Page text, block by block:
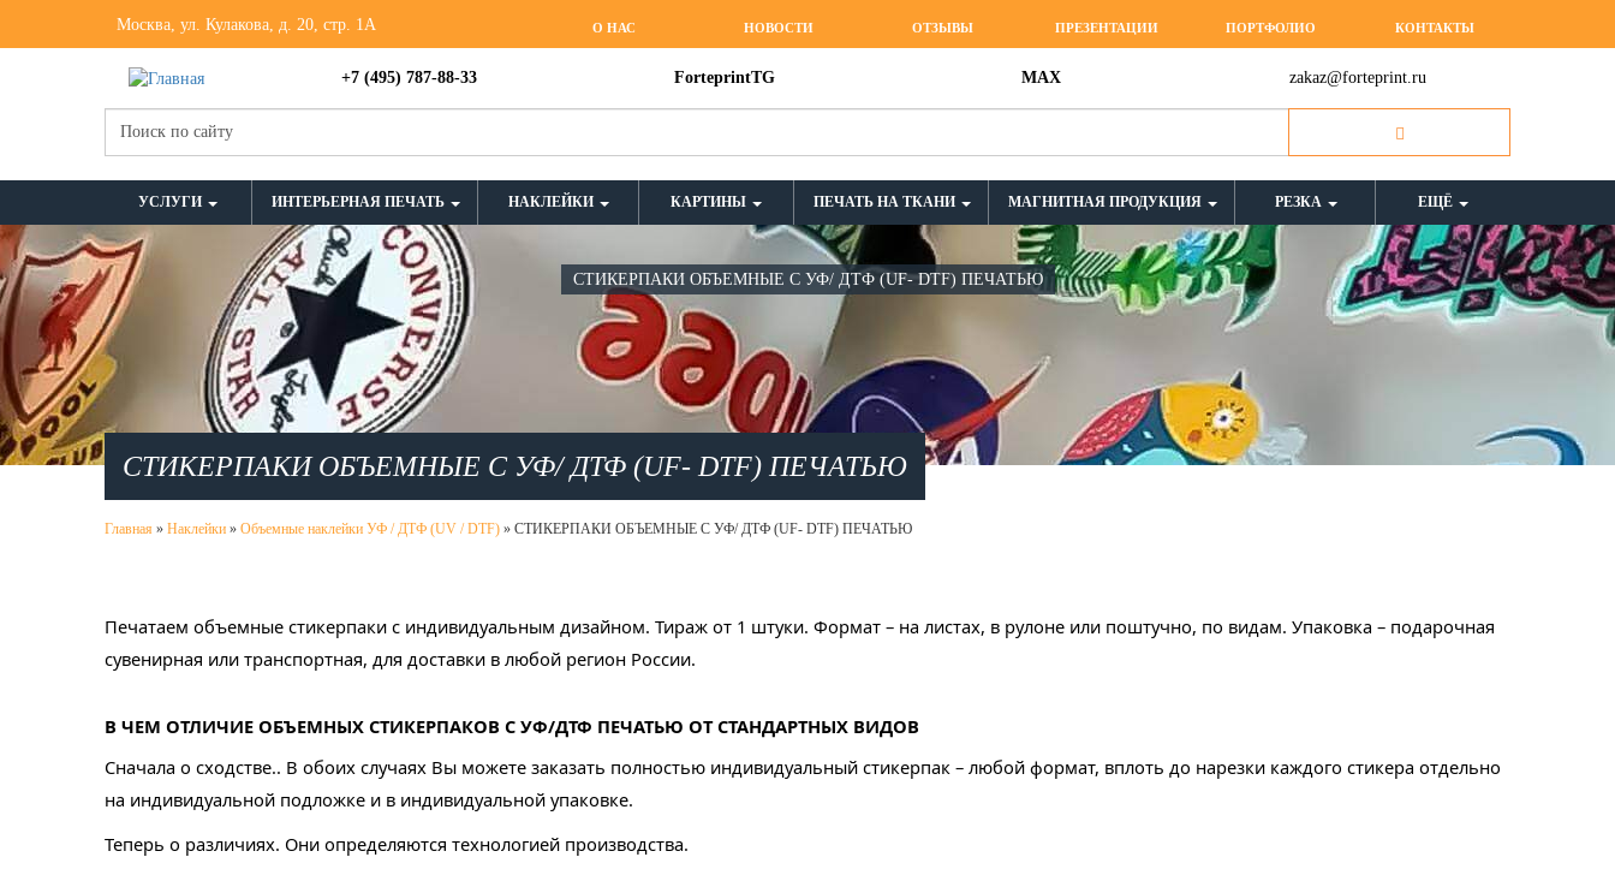
Москва, ул. Кулакова, д. 20, стр. 1А О НАС НОВОСТИ ОТЗЫВЫ ПРЕЗЕНТАЦИИ ПОРТФОЛИО КОНТАКТЫ
+7 (495) 787-88-33 ForteprintTG MAX zakaz@forteprint.ru
УСЛУГИ ИНТЕРЬЕРНАЯ ПЕЧАТЬ НАКЛЕЙКИ КАРТИНЫ ПЕЧАТЬ НА ТКАНИ МАГНИТНАЯ ПРОДУКЦИЯ РЕЗКА ЕЩЁ
СТИКЕРПАКИ ОБЪЕМНЫЕ С УФ/ ДТФ (UF- DTF) ПЕЧАТЬЮ
СТИКЕРПАКИ ОБЪЕМНЫЕ С УФ/ ДТФ (UF- DTF) ПЕЧАТЬЮ
Главная » Наклейки » Объемные наклейки УФ / ДТФ (UV / DTF) » СТИКЕРПАКИ ОБЪЕМНЫЕ С УФ/ ДТФ (UF- DTF) ПЕЧАТЬЮ
Печатаем объемные стикерпаки с индивидуальным дизайном. Тираж от 1 штуки. Формат – на листах, в рулоне или поштучно, по видам. Упаковка – подарочная
сувенирная или транспортная, для доставки в любой регион России.
В ЧЕМ ОТЛИЧИЕ ОБЪЕМНЫХ СТИКЕРПАКОВ С УФ/ДТФ ПЕЧАТЬЮ ОТ СТАНДАРТНЫХ ВИДОВ
Сначала о сходстве.. В обоих случаях Вы можете заказать полностью индивидуальный стикерпак – любой формат, вплоть до нарезки каждого стикера отдельно
на индивидуальной подложке и в индивидуальной упаковке.
Теперь о различиях. Они определяются технологией производства.